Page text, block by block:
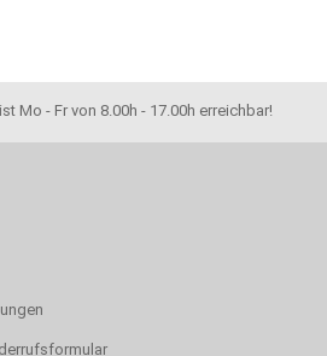
Mo - Fr von 8.00h - 17.00h erreichbar!